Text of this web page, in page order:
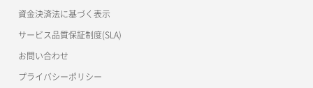
資金決済法に基づく表示
サービス品質保証制度(SLA)
お問い合わせ
プライバシーポリシー